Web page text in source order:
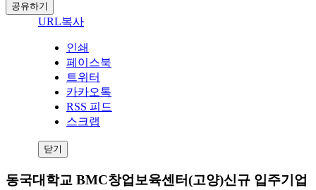
공유하기
URL복사
인쇄
페이스북
트위터
카카오톡
RSS 피드
스크랩
닫기
동국대학교 BMC창업보육센터(고양)신규 입주기업